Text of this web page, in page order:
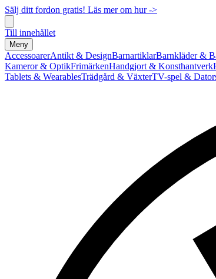
Sälj ditt fordon gratis! Läs mer om hur ->
Till innehållet
Meny
AccessoarerAntikt & DesignBarnartiklarBarnkläder &
Kameror & OptikFrimärkenHandgjort & Konsthantverk
Tablets & WearablesTrädgård & VäxterTV-spel &